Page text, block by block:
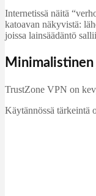
Internetissä näitä
katoavan näkyvistä:
joissa lainsäädäntö
TrustZone VPN on
Käytännössä tärkeintä